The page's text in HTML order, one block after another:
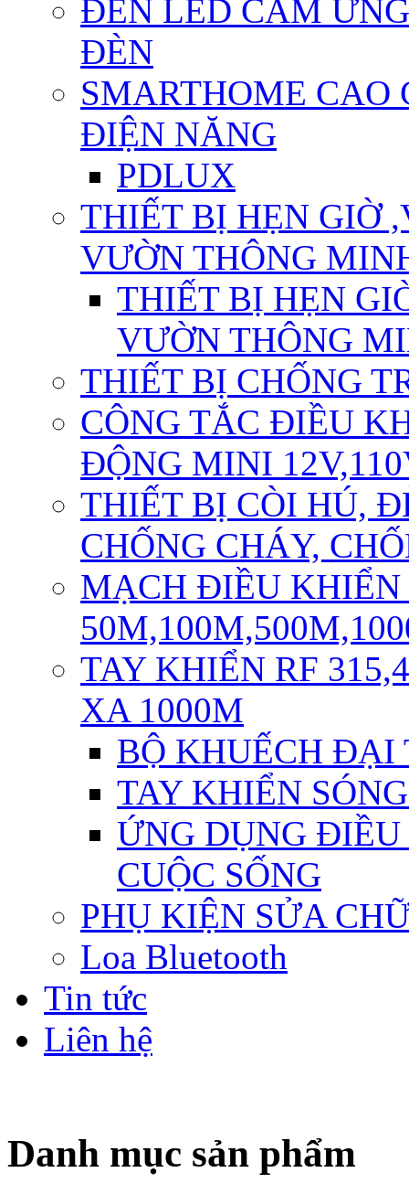
ĐÈN LED CẢM
ĐÈN
SMARTHOME CAO
ĐIỆN NĂNG
PDLUX
THIẾT BỊ HẸN GIỜ
VƯỜN THÔNG
THIẾT BỊ HẸN
VƯỜN THÔNG
THIẾT BỊ CHỐNG
CÔNG TẮC ĐIỀU
ĐỘNG MINI
THIẾT BỊ CÒI HÚ,
CHỐNG CHÁY,
MẠCH ĐIỀU
TAY KHIỂN RF
XA 1000M
BỘ KHUẾCH ĐẠI
TAY KHIỂN
ỨNG DỤNG
CUỘC SỐNG
PHỤ KIỆN SỬA
Loa Bluetooth
Tin tức
Liên hệ
Danh mục sản phẩm